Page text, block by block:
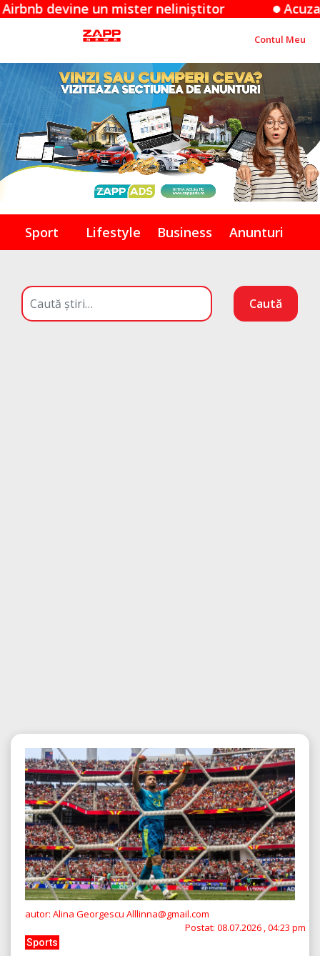
un mister neliniștitor Acuzațiile
Contul Meu
Sport Lifestyle Business Anunturi
Caută
autor: Alina Georgescu Alllinna@gmail.com
Postat: 08.07.2026 , 04:23 pm
Sports